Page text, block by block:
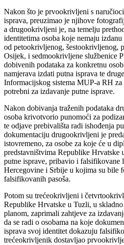
Nakon što je prvookrivljeni s
isprava, preuzimao je njihove
a drugookrivljeni je, na temelju
identitetima osoba koje nemaju
od petookrivljenog, šestookrivljenog,
Osijek, i sedmookrivljene službenice
dobivenih podataka za konkretnu
namjerava izdati putna isprava te
Informacijskog sistema MUP-a RH
potrebni za izdavanje putne isprave.
Nakon dobivanja traženih podataka
osoba krivotvorio punomoći za
te odjave prebivališta radi ishođenja
dokumentaciju drugookrivljeni je
istovremeno, za osobe za koje će u
predstavništvima Republike Hrvatske
putne isprave, pribavio i falsifikovane
Hercegovine i Srbije u kojima su bile
falsifikovanih pasoša.
Potom su trećeokrivljeni i
Republike Hrvatske u Tuzli, u
planom, zaprimali zahtjeve za
da se radi o osobama na koje
isprava svoj identitet dokazuju
trećeokrivljenik dostavljao